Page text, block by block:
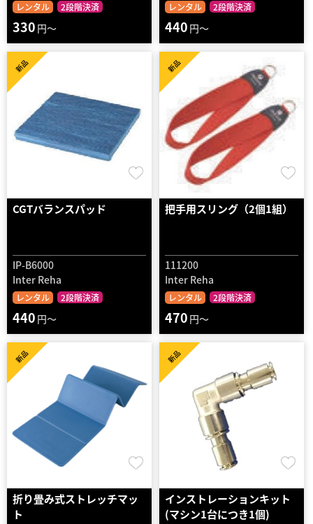
レンタル 2段階決済
330 円～
レンタル 2段階決済
440 円～
CGTバランスパッド
IP-B6000
Inter Reha
レンタル 2段階決済
新品
440 円～
把手用スリング（2個1組）
111200
Inter Reha
レンタル 2段階決済
新品
470 円～
折り畳み式ストレッチマッ
ト
新品
インストレーションキット
(マシン1台につき1個)
新品